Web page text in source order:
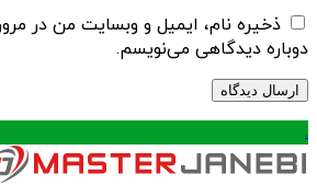
ذخیره نام، ایمیل و وبسایت من در
دوباره دیدگاهی می‌نویسم.
.